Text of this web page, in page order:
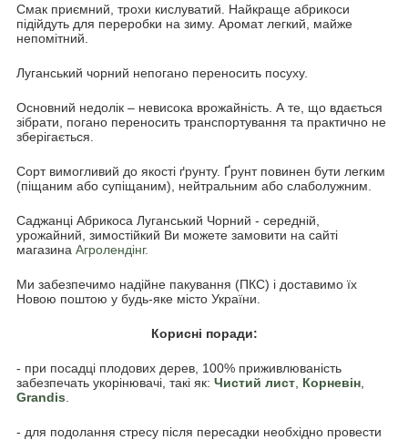
Смак приємний, трохи кислуватий. Найкраще абрикоси
підійдуть для переробки на зиму. Аромат легкий, майже
непомітний.
Луганський чорний непогано переносить посуху.
Основний недолік – невисока врожайність. А те, що вдається
зібрати, погано переносить транспортування та практично не
зберігається.
Сорт вимогливий до якості ґрунту. Ґрунт повинен бути легким
(піщаним або супіщаним), нейтральним або слаболужним.
Саджанці Абрикоса Луганський Чорний - середній,
урожайний, зимостійкий Ви можете замовити на сайті
магазина Агролендінг.
Ми забезпечимо надійне пакування (ПКС) і доставимо їх
Новою поштою у будь-яке місто України.
Корисні поради:
- при посадці плодових дерев, 100% приживлюваність
забезпечать укорінювачі, такі як: Чистий лист Корневін
Grandis
- для подолання стресу після пересадки необхідно провести